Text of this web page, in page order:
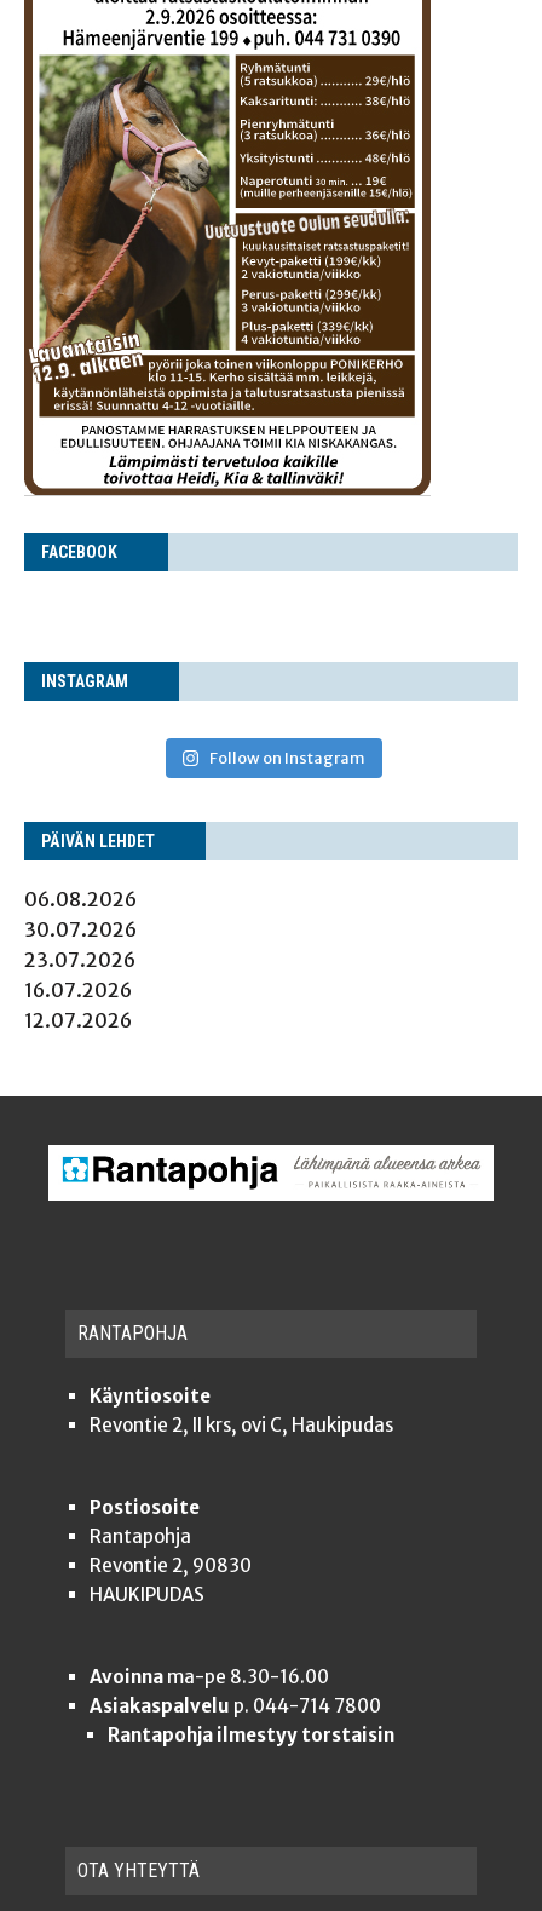
FACE­BOOK
INS­TA­GRAM
Follow on Instagram
PÄI­VÄN LEHDET
06.08.2026
30.07.2026
23.07.2026
16.07.2026
12.07.2026
RAN­TA­POH­JA
Käyntiosoite
Revontie 2, II krs, ovi C, Haukipudas
Postiosoite
Rantapohja
Revontie 2, 90830
HAUKIPUDAS
Avoinnama-pe 8.30-16.00
Asiakaspalvelu p. 044-714 7800
Rantapohja ilmestyy torstaisin
OTA YHTEYT­TÄ